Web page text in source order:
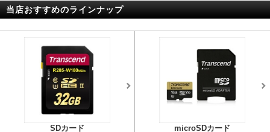
当店おすすめのラインナップ
SDカード microSDカード